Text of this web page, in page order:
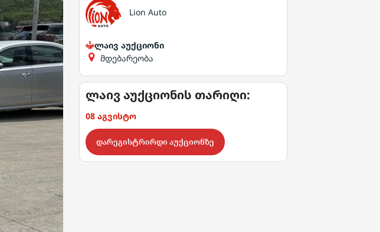
Lion Auto
ლაივ აუქციონი
მდებარეობა
ლაივ აუქციონის თარიღი:
08 აგვისტო
დარეგისტრირდი აუქციონზე